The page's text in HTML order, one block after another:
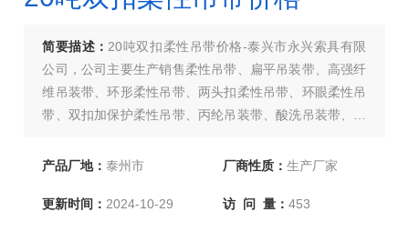
简要描述：20吨双扣柔性吊带价格-泰兴市永兴索具有限
公司，公司主要生产销售柔性吊带、扁平吊装带、高强纤
维吊装带、环形柔性吊带、两头扣柔性吊带、环眼柔性吊
带、双扣加保护柔性吊带、丙纶吊装带、酸洗吊装带、货
带，欢迎新老客户、来函洽谈订购！
产品厂地：泰州市 厂商性质： 生产厂家
更新时间：2024-10-29 访 问 量： 453